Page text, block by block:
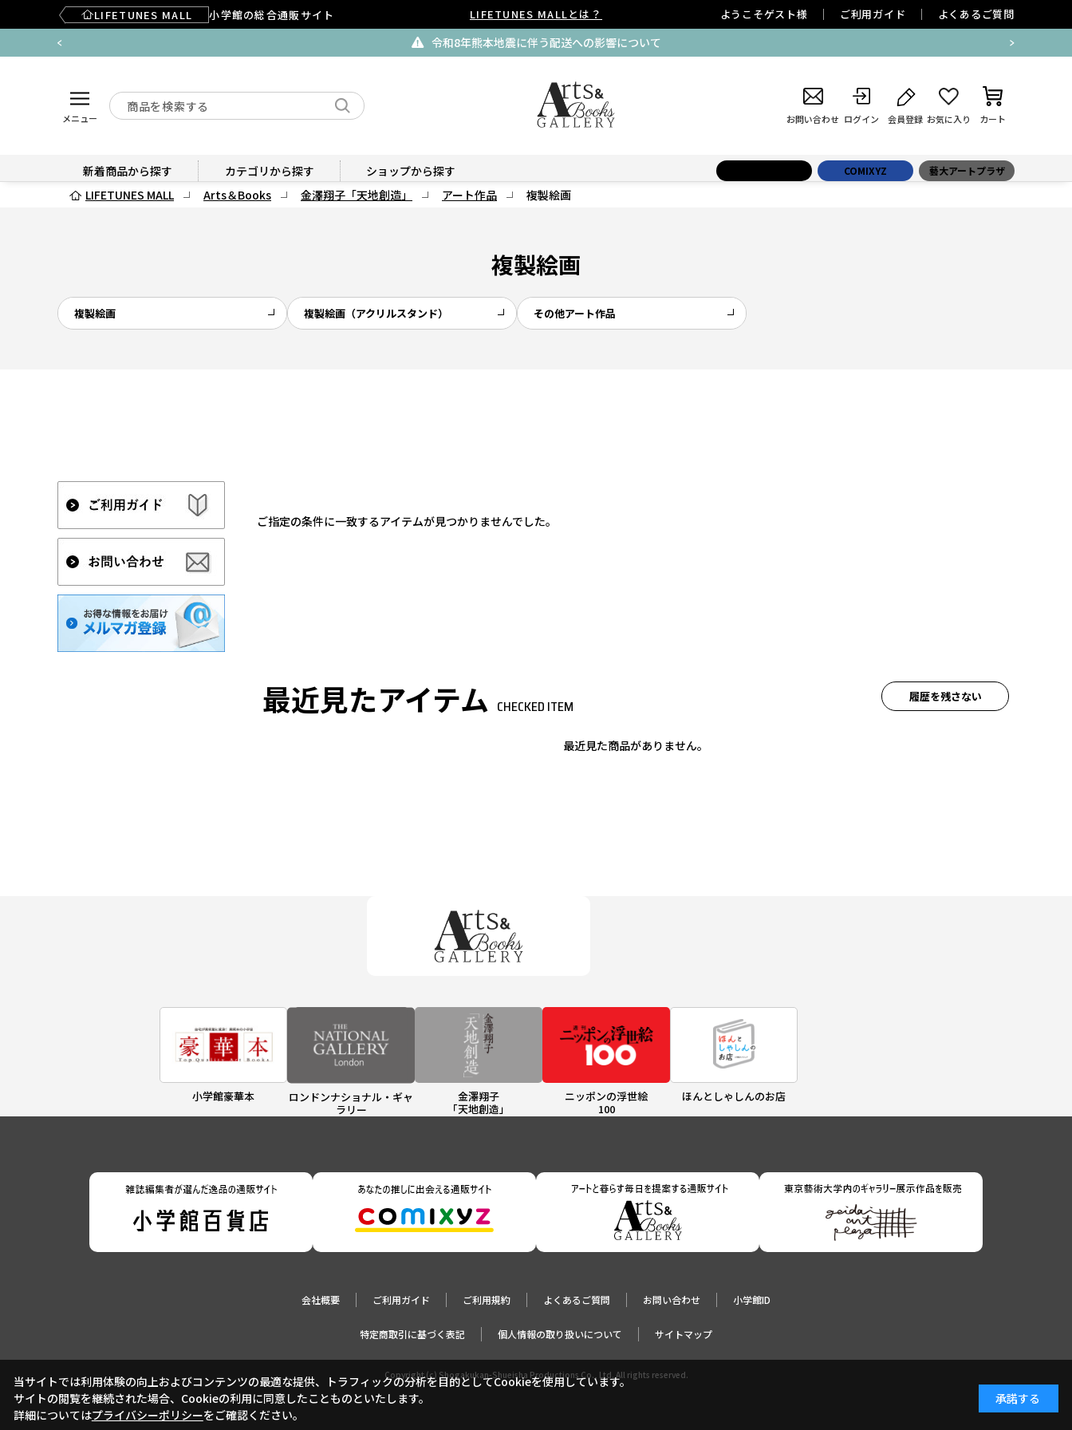
LIFETUNES MALL 小学館の総合通販サイト LIFETUNES MALLとは？ ようこそゲスト様 ご利用ガイド よくあるご質問
令和8年熊本地震に伴う配送への影響について
メニュー お問い合わせ ログイン 会員登録 お気に入り カート
新着商品から探す カテゴリから探す ショップから探す COMIXYZ 藝大アートプラザ
LIFETUNES MALL Arts＆Books 金澤翔子「天地創造」 アート作品 複製絵画
複製絵画
複製絵画 複製絵画（アクリルスタンド） その他アート作品
ご指定の条件に一致するアイテムが見つかりませんでした。
最近見たアイテム CHECKED ITEM
最近見た商品がありません。
履歴を残さない
小学館豪華本
ロンドンナショナル・ギャ
ラリー
金澤翔子
「天地創造」
ニッポンの浮世絵
100
ほんとしゃしんのお店
会社概要 ご利用ガイド ご利用規約 よくあるご質問 お問い合わせ 小学館ID
特定商取引に基づく表記 個人情報の取り扱いについて サイトマップ
Copyright (c) Shogakukan-Shueisha Productions Co., Ltd. All rights reserved.
当サイトでは利用体験の向上およびコンテンツの最適な提供、トラフィックの分析を目的としてCookieを使用しています。
サイトの閲覧を継続された場合、Cookieの利用に同意したことものといたします。
詳細についてはプライバシーポリシーをご確認ください。
承諾する